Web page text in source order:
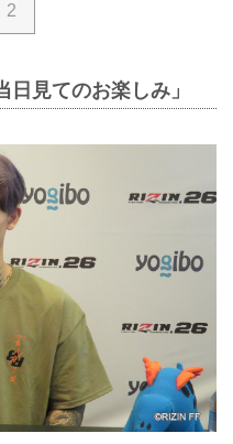
2
見てのお楽しみ」